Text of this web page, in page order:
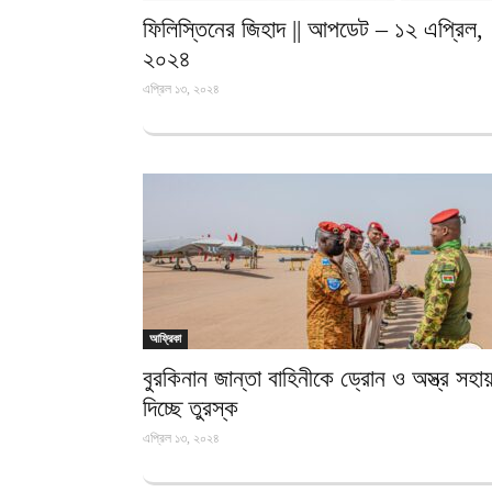
ফিলিস্তিনের জিহাদ || আপডেট – ১২ এপ্রিল,
২০২৪
এপ্রিল ১৩, ২০২৪
আফ্রিকা
বুরকিনান জান্তা বাহিনীকে ড্রোন ও অস্ত্র
দিচ্ছে তুরস্ক
এপ্রিল ১৩, ২০২৪